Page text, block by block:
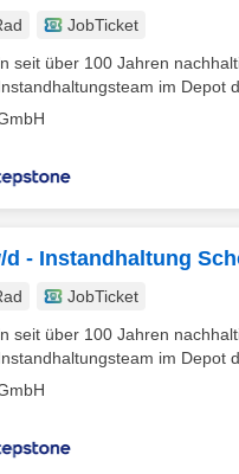
JobTicket
seit über 100 Jahren
im Depot
d - Instandhaltung
JobTicket
seit über 100 Jahren
im Depot